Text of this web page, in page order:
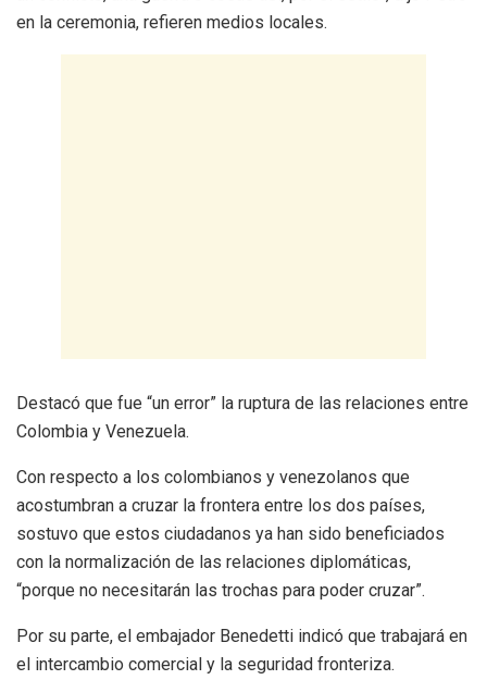
en la ceremonia, refieren medios locales.
Destacó que fue “un error” la ruptura de las relaciones entre
Colombia y Venezuela.
Con respecto a los colombianos y venezolanos que
acostumbran a cruzar la frontera entre los dos países,
sostuvo que estos ciudadanos ya han sido beneficiados
con la normalización de las relaciones diplomáticas,
“porque no necesitarán las trochas para poder cruzar”.
Por su parte, el embajador Benedetti indicó que trabajará en
el intercambio comercial y la seguridad fronteriza.